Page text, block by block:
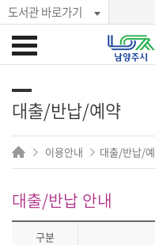
도서관 바로가기
대출/반납/예약
이용안내 대출/반납/
대출/반납 안내
구분